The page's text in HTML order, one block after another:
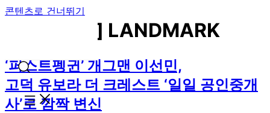
콘텐츠로 건너뛰기
[카테고리:] LANDMARK
‘퍼스트펭귄’ 개그맨 이선민,
고덕 유보라 더 크레스트 ‘일일 공인중개
사’로 깜짝 변신